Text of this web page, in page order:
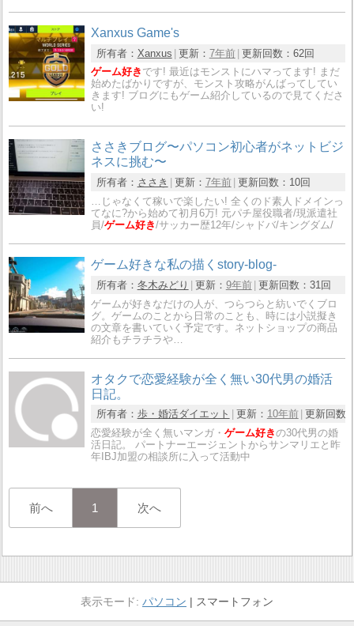
Xanxus Game's
所有者： Xanxus 更新： 7年前 更新回数： 62回
ゲーム好き です! 最近はモンストにハマってます! まだ
始めたばかりですが、モンスト攻略がんばってしてい
きます! ブログにもゲーム紹介しているので見てくださ
い!
ささきブログ〜パソコン初心者がネットビジ
ネスに挑む〜
所有者： ささき 更新： 7年前 更新回数： 10回
…じゃなくて稼いで楽したい! 全くのド素人ドメインっ
てなに?から始めて初月6万! 元パチ屋役職者/現派遣社
員/ゲーム好き/サッカー歴12年/シャドバ/キングダム/
ゲーム好きな私の描くstory-blog-
所有者： 冬木みどり 更新： 9年前 更新回数： 31回
ゲームが好きなだけの人が、つらつらと紡いでくブロ
グ。ゲームのことから日常のことも、時には小説擬き
の文章を書いていく予定です。ネットショップの商品
紹介もチラチラや…
オタクで恋愛経験が全く無い30代男の婚活
日記。
所有者： 歩・婚活ダイエット 更新： 10年前 更新回数
恋愛経験が全く無いマンガ・ゲーム好きの30代男の婚
活日記。 パートナーエージェントからサンマリエと昨
年IBJ加盟の相談所に入って活動中
前へ 1 次へ
パソコン スマートフォン